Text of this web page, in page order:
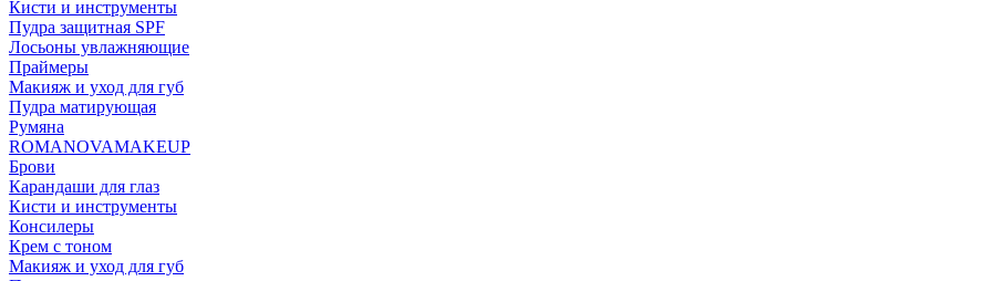
Кисти и инструменты
Пудра защитная SPF
Лосьоны увлажняющие
Праймеры
Макияж и уход для губ
Пудра матирующая
Румяна
ROMANOVAMAKEUP
Брови
Карандаши для глаз
Кисти и инструменты
Консилеры
Крем с тоном
Макияж и уход для губ